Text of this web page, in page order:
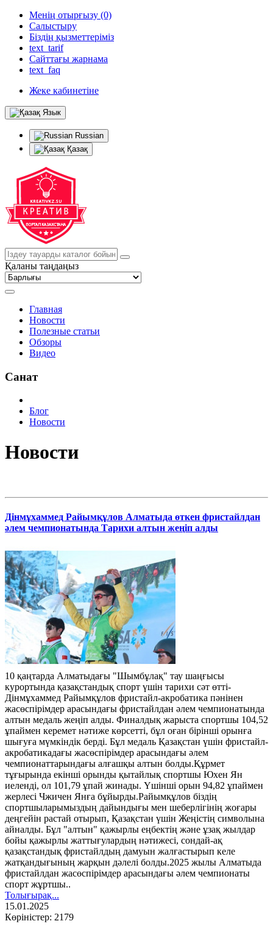
Менің отырғызу (0)
Салыстыру
Біздің қызметтеріміз
text_tarif
Сайттағы жарнама
text_faq
Жеке кабинетіне
Язык
Russian
Қазақ
Қаланы таңдаңыз
Главная
Новости
Полезные статьи
Обзоры
Видео
Санат
Блог
Новости
Новости
Дінмұхаммед Райымқұлов Алматыда өткен фристайлдан
әлем чемпионатында Тарихи алтын жеңіп алды
10 қаңтарда Алматыдағы "Шымбұлақ" тау шаңғысы
курортында қазақстандық спорт үшін тарихи сәт өтті-
Дінмұхаммед Райымқұлов фристайл-акробатика пәнінен
жасөспірімдер арасындағы фристайлдан әлем чемпионатында
алтын медаль жеңіп алды. Финалдық жарыста спортшы 104,52
ұпаймен керемет нәтиже көрсетті, бұл оған бірінші орынға
шығуға мүмкіндік берді. Бұл медаль Қазақстан үшін фристайл-
акробатикадағы жасөспірімдер арасындағы әлем
чемпионаттарындағы алғашқы алтын болды.Құрмет
тұғырында екінші орынды қытайлық спортшы Юхен Ян
иеленді, ол 101,79 ұпай жинады. Үшінші орын 94,82 ұпаймен
жерлесі Чжичен Янға бұйырды.Райымқұлов біздің
спортшыларымыздың дайындығы мен шеберлігінің жоғары
деңгейін растай отырып, Қазақстан үшін Жеңістің символына
айналды. Бұл "алтын" қажырлы еңбектің және ұзақ жылдар
бойы қажырлы жаттығулардың нәтижесі, сондай-ақ
қазақстандық фристайлдың дамуын жалғастырып келе
жатқандығының жарқын дәлелі болды.2025 жылы Алматыда
фристайлдан жасөспірімдер арасындағы әлем чемпионаты
спорт жұртшы..
Толығырақ...
15.01.2025
Көріністер: 2179